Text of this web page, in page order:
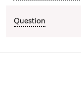
Question